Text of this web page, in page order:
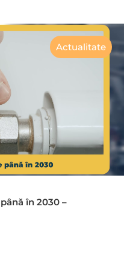
Actualitate
în 2030 –